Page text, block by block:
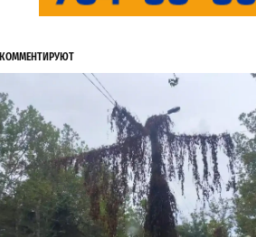
КОММЕНТИРУЮТ